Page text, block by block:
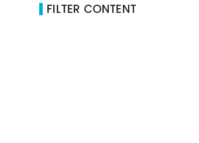
FILTER CONTENT